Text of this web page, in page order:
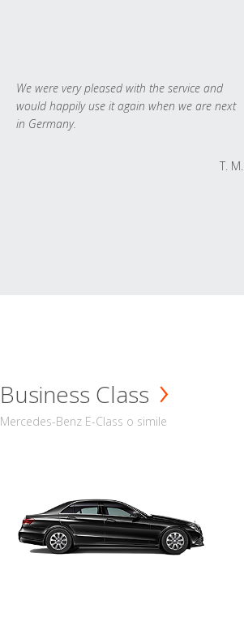
We were very pleased with the service and
would happily use it again when we are next
in Germany.
T. M.
Business Class
Mercedes-Benz E-Class o simile